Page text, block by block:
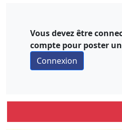
Vous devez être
compte pour poster